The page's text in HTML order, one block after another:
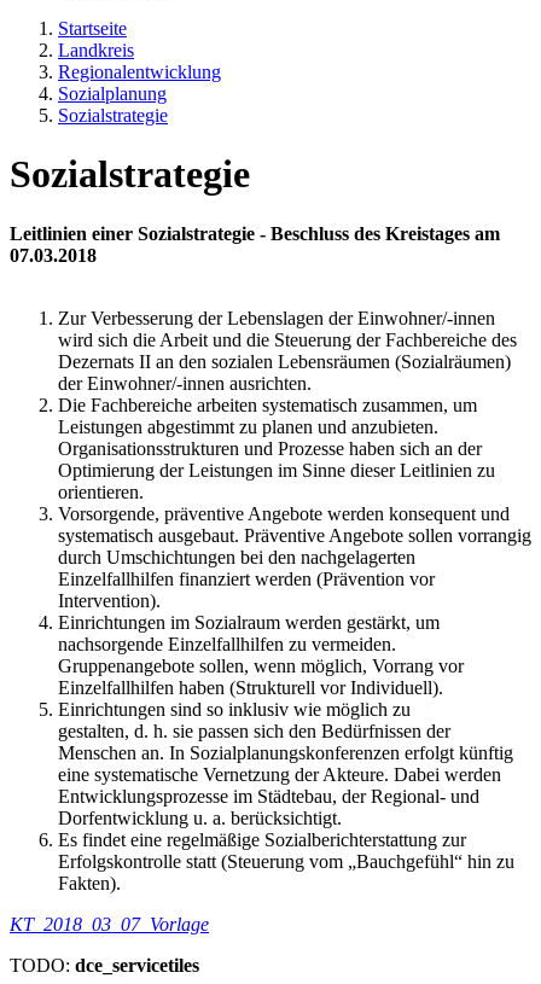
Startseite
Landkreis
Regionalentwicklung
Sozialplanung
Sozialstrategie
Sozialstrategie
Leitlinien einer Sozialstrategie - Beschluss des Kreistages am
07.03.2018
Zur Verbesserung der Lebenslagen der Einwohner/-innen
wird sich die Arbeit und die Steuerung der Fachbereiche des
Dezernats II an den sozialen Lebensräumen (Sozialräumen)
der Einwohner/-innen ausrichten.
Die Fachbereiche arbeiten systematisch zusammen, um
Leistungen abgestimmt zu planen und anzubieten.
Organisationsstrukturen und Prozesse haben sich an der
Optimierung der Leistungen im Sinne dieser Leitlinien zu
orientieren.
Vorsorgende, präventive Angebote werden konsequent und
systematisch ausgebaut. Präventive Angebote sollen vorrangig
durch Umschichtungen bei den nachgelagerten
Einzelfallhilfen finanziert werden (Prävention vor
Intervention).
Einrichtungen im Sozialraum werden gestärkt, um
nachsorgende Einzelfallhilfen zu vermeiden.
Gruppenangebote sollen, wenn möglich, Vorrang vor
Einzelfallhilfen haben (Strukturell vor Individuell).
Einrichtungen sind so inklusiv wie möglich zu
gestalten, d. h. sie passen sich den Bedürfnissen der
Menschen an. In Sozialplanungskonferenzen erfolgt künftig
eine systematische Vernetzung der Akteure. Dabei werden
Entwicklungsprozesse im Städtebau, der Regional- und
Dorfentwicklung u. a. berücksichtigt.
Es findet eine regelmäßige Sozialberichterstattung zur
Erfolgskontrolle statt (Steuerung vom „Bauchgefühl“ hin zu
Fakten).
KT_2018_03_07_Vorlage
TODO: dce_servicetiles